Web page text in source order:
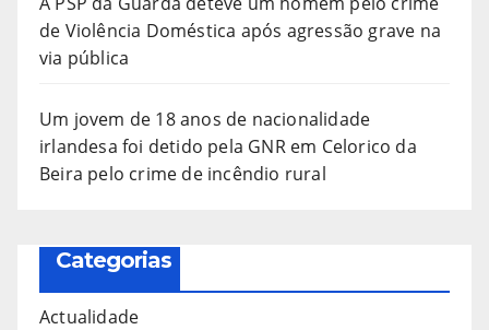
de Violência Doméstica após agressão grave na
via pública
Um jovem de 18 anos de nacionalidade
irlandesa foi detido pela GNR em Celorico da
Beira pelo crime de incêndio rural
Categorias
Actualidade